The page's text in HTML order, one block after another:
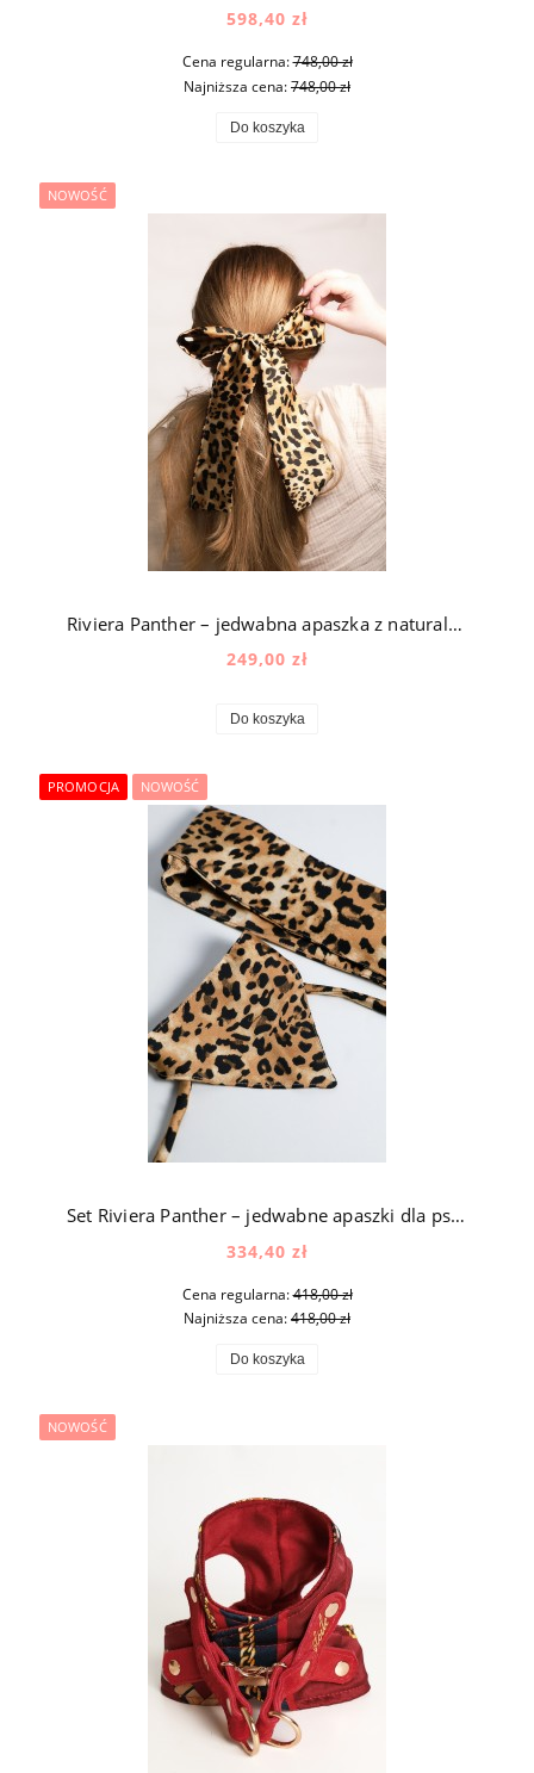
598,40 zł
Cena regularna:748,00 zł
Najniższa cena:748,00 zł
Do koszyka
Riviera Panther – jedwabna apaszka z naturalnego jedwabiu
249,00 zł
Do koszyka
NOWOŚĆ
Set Riviera Panther – jedwabne apaszki dla psa i człowieka
334,40 zł
Cena regularna:418,00 zł
Najniższa cena:418,00 zł
Do koszyka
PROMOCJA NOWOŚĆ
NOWOŚĆ